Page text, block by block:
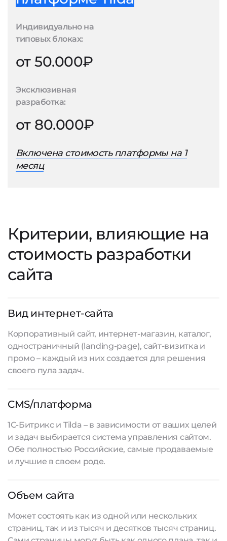
Индивидуально на
типовых блоках:
от 50.000₽
Эксклюзивная
разработка:
от 80.000₽
Включена стоимость платформы на 1
месяц
Критерии, влияющие на
стоимость разработки
сайта
Вид интернет-сайта
Корпоративный сайт, интернет-магазин, каталог,
одностраничный (landing-page), сайт-визитка и
промо – каждый из них создается для решения
своего пула задач.
CMS/платформа
1С-Битрикс и Tilda – в зависимости от ваших целей
и задач выбирается система управления сайтом.
Обе полностью Российские, самые продаваемые
и лучшие в своем роде.
Объем сайта
Может состоять как из одной или нескольких
страниц, так и из тысяч и десятков тысяч страниц.